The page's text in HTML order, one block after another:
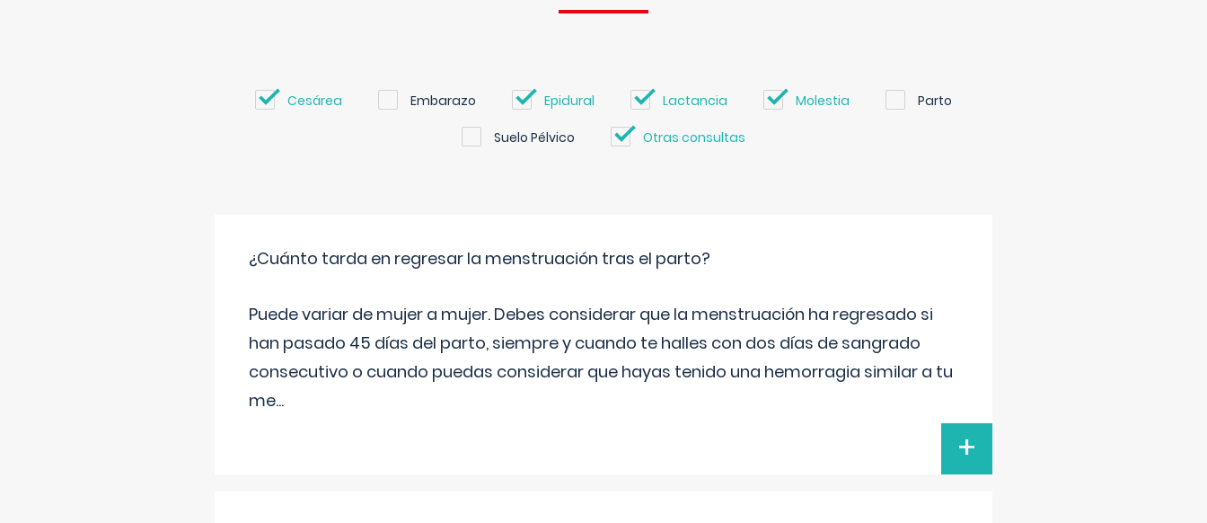
Cesárea Embarazo Epidural Lactancia Molestia Parto
Suelo Pélvico Otras consultas
¿Cuánto tarda en regresar la menstruación tras el parto?
Puede variar de mujer a mujer. Debes considerar que la menstruación ha regresado si
han pasado 45 días del parto, siempre y cuando te halles con dos días de sangrado
consecutivo o cuando puedas considerar que hayas tenido una hemorragia similar a tu
me...
+